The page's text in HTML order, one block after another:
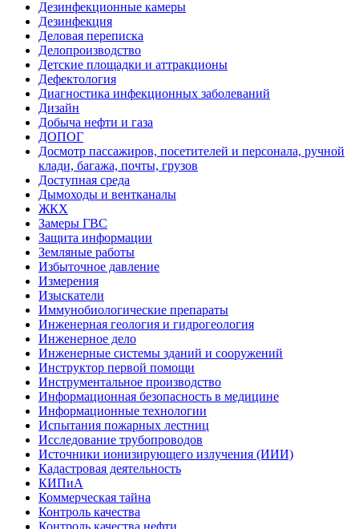
Дезинфекционные камеры
Дезинфекция
Деловая переписка
Делопроизводство
Детские площадки и аттракционы
Дефектология
Диагностика инфекционных заболеваний
Дизайн
Добыча нефти и газа
ДОПОГ
Досмотр пассажиров, посетителей и персонала, ручной
клади, багажа, почты, грузов
Доступная среда
Дымоходы и вентканалы
ЖКХ
Замеры ГВС
Защита информации
Земляные работы
Избыточное давление
Измерения
Изыскатели
Иммунобиологические препараты
Инженерная геология и гидрогеология
Инженерное дело
Инженерные системы зданий и сооружений
Инструктор первой помощи
Инструментальное производство
Информационная безопасность в медицине
Информационные технологии
Испытания пожарных лестниц
Исследование трубопроводов
Источники ионизирующего излучения (ИИИ)
Кадастровая деятельность
КИПиА
Коммерческая тайна
Контроль качества
Контроль качества нефти